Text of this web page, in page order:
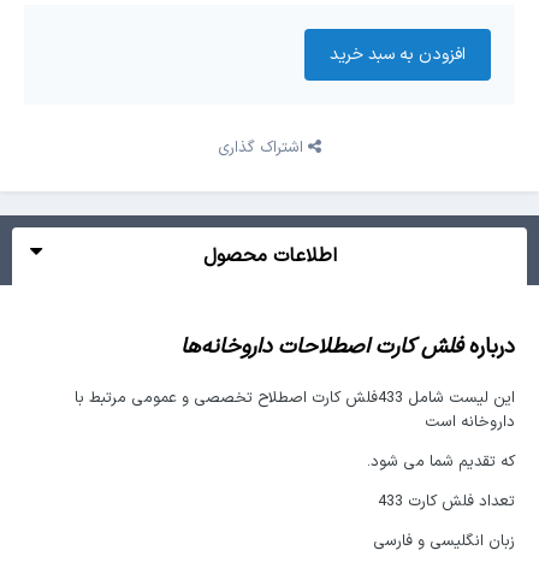
افزودن به سبد‌ خرید
اشتراک گذاری
اطلاعات محصول
دربارهفلش کارت اصطلاحات داروخانه‌ها
این لیست شامل 433فلش کارت اصطلاح تخصصی و عمومی مرتبط با
داروخانه است
که تقدیم شما می شود.
تعداد فلش کارت 433
زبان انگلیسی و فارسی